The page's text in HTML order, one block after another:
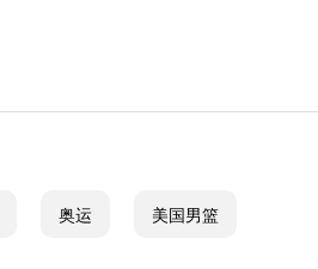
奥运 美国男篮